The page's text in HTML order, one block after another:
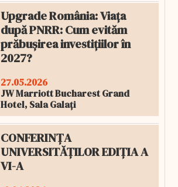
Upgrade România: Viața
după PNRR: Cum evităm
prăbușirea investițiilor în
2027?
27.05.2026
JW Marriott Bucharest Grand
Hotel, Sala Galați
CONFERINȚA
UNIVERSITĂȚILOR EDIȚIA A
VI-A